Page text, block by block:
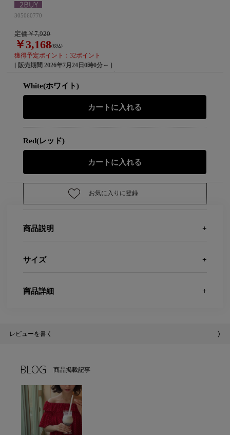
305060770
定価￥7,920
￥3,168(税込)
獲得予定ポイント：32ポイント
[ 販売期間2026年7月24日0時0分～ ]
White(ホワイト)
Red(レッド)
お気に入りに登録
商品説明
サイズ
商品詳細
レビューを書く
BLOG 商品掲載記事